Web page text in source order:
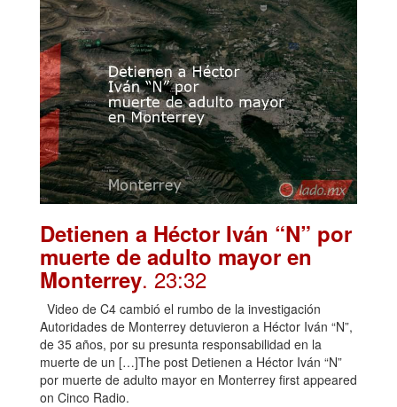
Detienen a Héctor Iván “N” por
muerte de adulto mayor en
Monterrey. 23:32
Video de C4 cambió el rumbo de la investigación
Autoridades de Monterrey detuvieron a Héctor Iván “N”,
de 35 años, por su presunta responsabilidad en la
muerte de un […]The post Detienen a Héctor Iván “N”
por muerte de adulto mayor en Monterrey first appeared
on Cinco Radio.